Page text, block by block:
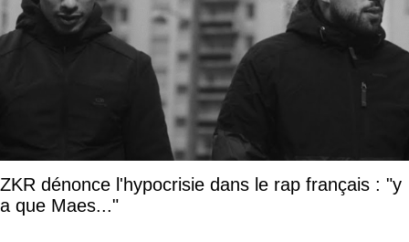
ZKR dénonce l'hypocrisie dans le rap français : "y
a que Maes..."